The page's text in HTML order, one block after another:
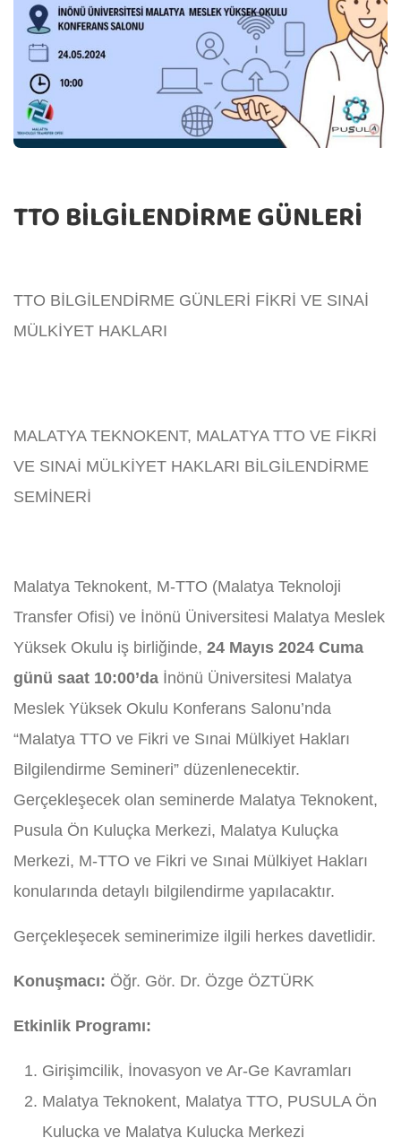
TTO BİLGİLENDİRME GÜNLERİ
TTO BİLGİLENDİRME GÜNLERİ FİKRİ VE SINAİ
MÜLKİYET HAKLARI
MALATYA TEKNOKENT, MALATYA TTO VE FİKRİ
VE SINAİ MÜLKİYET HAKLARI BİLGİLENDİRME
SEMİNERİ
Malatya Teknokent, M-TTO (Malatya Teknoloji
Transfer Ofisi) ve İnönü Üniversitesi Malatya Meslek
Yüksek Okulu iş birliğinde, 24 Mayıs 2024 Cuma
günü saat 10:00’da İnönü Üniversitesi Malatya
Meslek Yüksek Okulu Konferans Salonu’nda
“Malatya TTO ve Fikri ve Sınai Mülkiyet Hakları
Bilgilendirme Semineri” düzenlenecektir.
Gerçekleşecek olan seminerde Malatya Teknokent,
Pusula Ön Kuluçka Merkezi, Malatya Kuluçka
Merkezi, M-TTO ve Fikri ve Sınai Mülkiyet Hakları
konularında detaylı bilgilendirme yapılacaktır.
Gerçekleşecek seminerimize ilgili herkes davetlidir.
Konuşmacı: Öğr. Gör. Dr. Özge ÖZTÜRK
Etkinlik Programı:
Girişimcilik, İnovasyon ve Ar-Ge Kavramları
Malatya Teknokent, Malatya TTO, PUSULA Ön
Kuluçka ve Malatya Kuluçka Merkezi